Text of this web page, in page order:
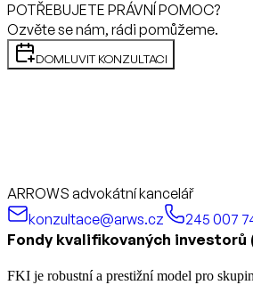
POTŘEBUJETE PRÁVNÍ POMOC?
Ozvěte se nám, rádi pomůžeme.
DOMLUVIT KONZULTACI
ARROWS advokátní kancelář
konzultace@arws.cz
245 007
Fondy kvalifikovaných investorů
FKI je robustní a prestižní model pro